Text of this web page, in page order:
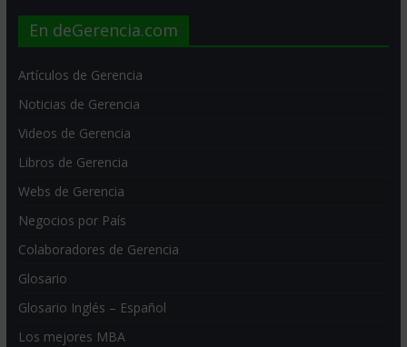
En deGerencia.com
Artículos de Gerencia
Noticias de Gerencia
Videos de Gerencia
Libros de Gerencia
Webs de Gerencia
Negocios por País
Colaboradores de Gerencia
Glosario
Glosario Inglés – Español
Los mejores MBA